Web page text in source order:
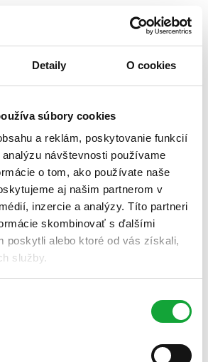
Detaily O cookies
súbory cookies
a reklám, poskytovanie funkcií
návštevnosti používame
o tom, ako používate naše
aj našim partnerom v
inzercie a analýzy. Títo partneri
skombinovať s ďalšími
poskytli alebo ktoré od vás získali,
služby.